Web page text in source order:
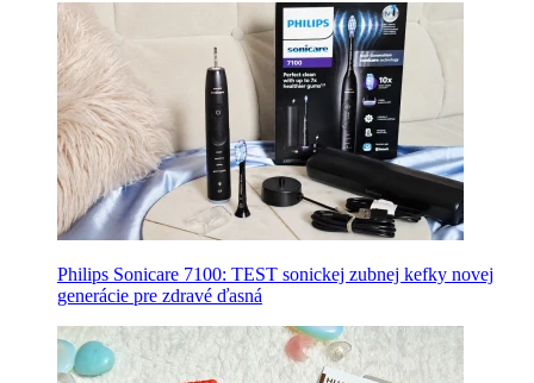
Philips Sonicare 7100: TEST sonickej zubnej kefky novej
generácie pre zdravé ďasná